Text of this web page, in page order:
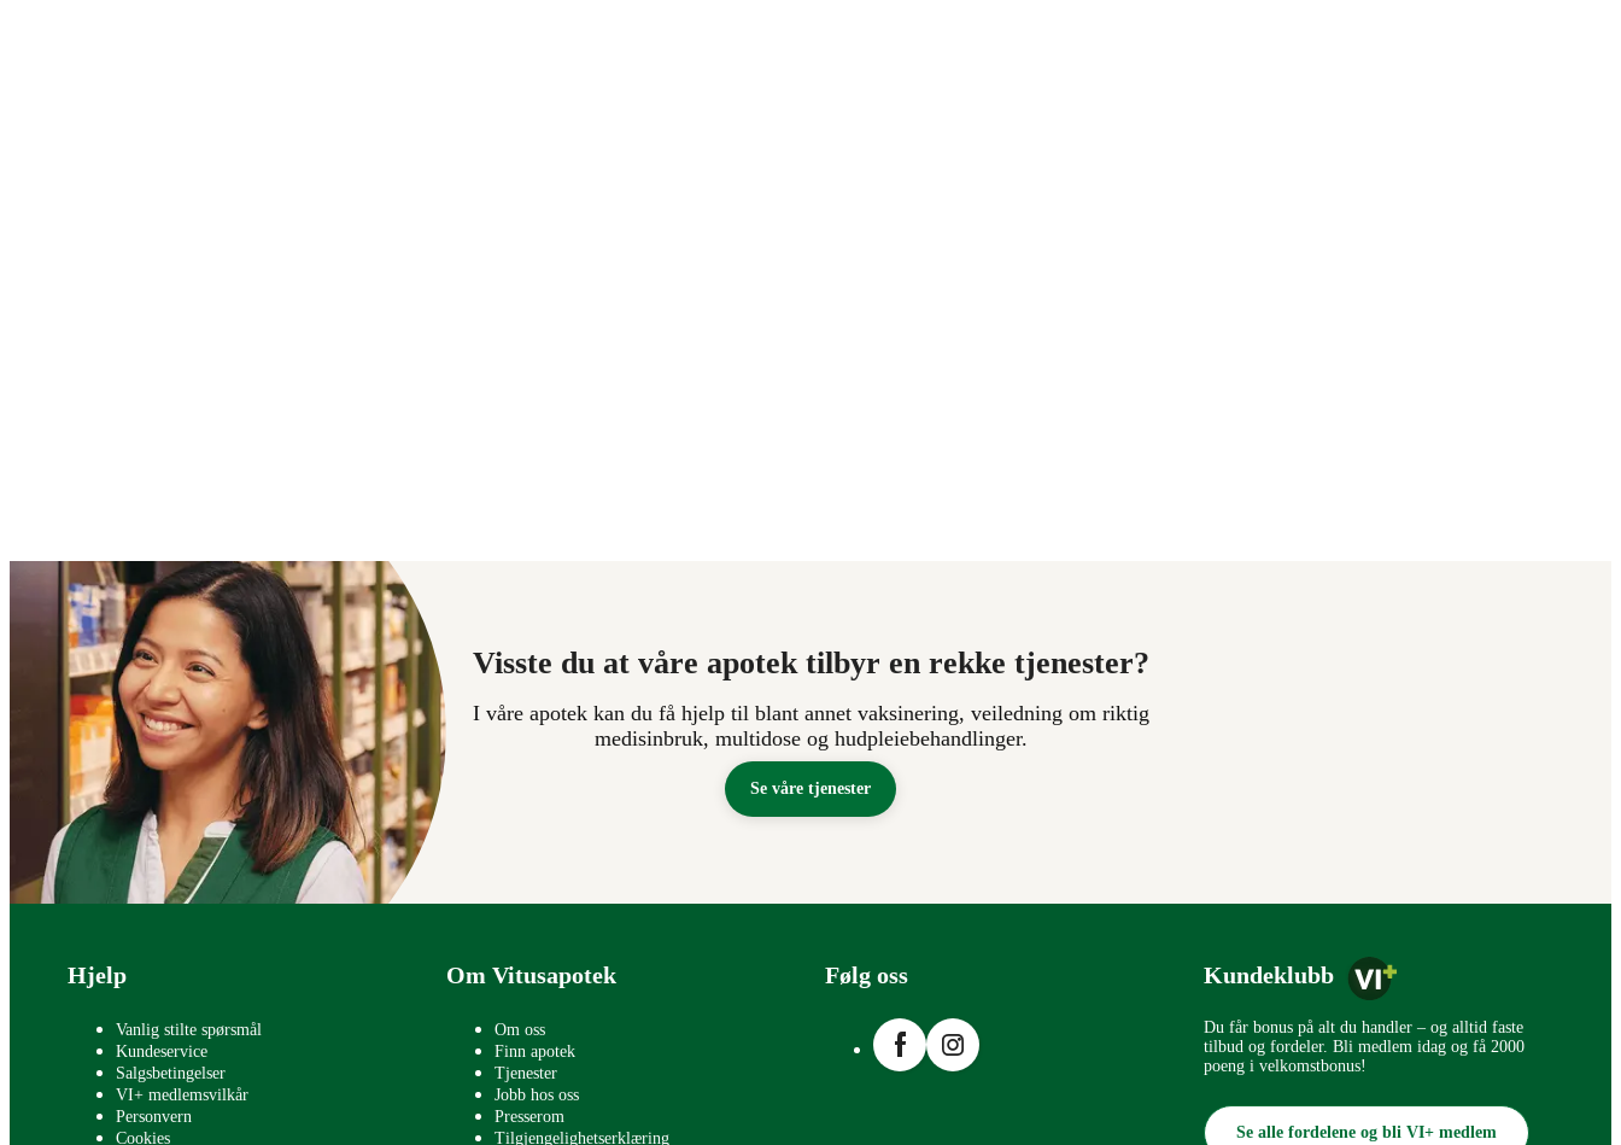
Visste du at våre apotek tilbyr en rekke tjenester?
I våre apotek kan du få hjelp til blant annet vaksinering, veiledning om riktig
medisinbruk, multidose og hudpleiebehandlinger.
Se våre tjenester
Bunntekst
Hjelp
Vanlig stilte spørsmål
Kundeservice
Salgsbetingelser
VI+ medlemsvilkår
Personvern
Cookies
Om Vitusapotek
Om oss
Finn apotek
Tjenester
Jobb hos oss
Presserom
Tilgjengelighetserklæring
Følg oss
FacebookInstagram
Kundeklubb
Du får bonus på alt du handler – og alltid faste
tilbud og fordeler. Bli medlem idag og få 2000
poeng i velkomstbonus!
Se alle fordelene og bli VI+ medlem